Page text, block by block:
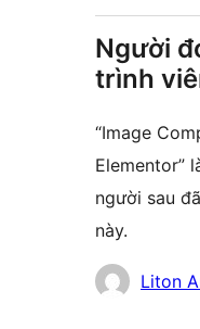
Người
trình
“Image
Elementor”
người sau
này.
NhữngLiton